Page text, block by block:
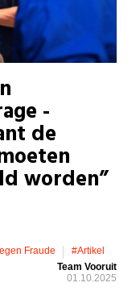
-
de
worden”
Fraude
#artikel
Team Vooruit
01.10.2025